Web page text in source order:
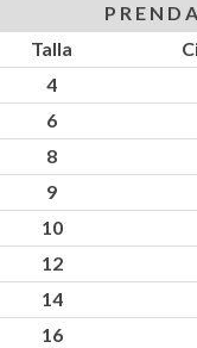
Talla
4
6
8
9
10
12
14
16